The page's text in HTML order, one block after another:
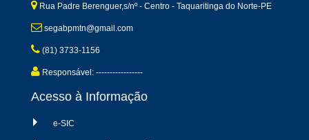
Rua Padre Berenguer,s/nº - Centro - Taquaritinga do Norte-PE
segabpmtn@gmail.com
(81) 3733-1156
Responsável: -----------------
Acesso à Informação
e-SIC